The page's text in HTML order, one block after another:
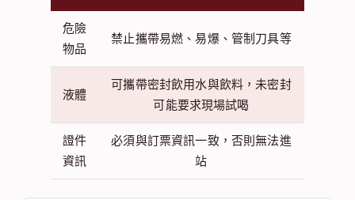
危險
物品
禁止攜帶易燃、易爆、管制刀具等
液體
可攜帶密封飲用水與飲料，未密封
可能要求現場試喝
證件
資訊
必須與訂票資訊一致，否則無法進
站